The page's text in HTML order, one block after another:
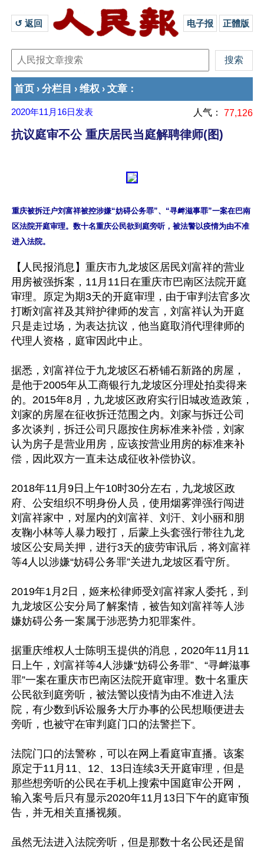
↺ 返回 电子报 正體版
首页 › 分栏目 › 维权 › 文章 ：
2020年11月16日 发表 人气： 77,126
抗议庭审不公 重庆居民当庭解聘律师(图)
重庆被拆迁户刘富祥被控涉嫌“妨碍公务罪”、“寻衅滋事罪”一案在巴南
区法院开庭审理。数十名重庆公民欲到庭旁听，被法警以疫情为由不准
【人民报消息】重庆市九龙坡区居民刘富祥的营业
用房被强拆案，11月11日在重庆市巴南区法院开庭
审理。原定为期3天的开庭审理，由于审判法官多次
打断刘富祥及其辩护律师的发言，刘富祥认为开庭
只是走过场，为表达抗议，他当庭取消代理律师的
代理人资格，庭审因此中止。
据悉，刘富祥位于九龙坡区石桥铺石新路的房屋，
是他于2005年从工商银行九龙坡区分理处拍卖得来
的。2015年8月，九龙坡区政府实行旧城改造政策，
刘家的房屋在征收拆迁范围之内。刘家与拆迁公司
多次谈判，拆迁公司只愿按住房标准来补偿，刘家
认为房子是营业用房，应该按营业用房的标准来补
偿，因此双方一直未达成征收补偿协议。
2018年11月9日上午10时30分左右，九龙坡区政
府、公安组织不明身份人员，使用烟雾弹强行闯进
刘富祥家中，对屋内的刘富祥、刘汗、刘小丽和朋
友鞠小林等人暴力殴打，后蒙上头套强行带往九龙
坡区公安局关押，进行3天的疲劳审讯后，将刘富祥
等4人以涉嫌“妨碍公务罪”关进九龙坡区看守所。
2019年1月2日，姬来松律师受刘富祥家人委托，到
九龙坡区公安分局了解案情，被告知刘富祥等人涉
嫌妨碍公务一案属于涉恶势力犯罪案件。
据重庆维权人士陈明玉提供的消息，2020年11月11
日上午，刘富祥等4人涉嫌“妨碍公务罪”、“寻衅滋事
罪”一案在重庆市巴南区法院开庭审理。数十名重庆
公民欲到庭旁听，被法警以疫情为由不准进入法
院，有少数到诉讼服务大厅办事的公民想顺便进去
旁听，也被守在审判庭门口的法警拦下。
法院门口的法警称，可以在网上看庭审直播。该案
原定于11月11、12、13日连续3天开庭审理，但是
那些想旁听的公民在手机上搜索中国庭审公开网，
输入案号后只有显示2020年11月13日下午的庭审预
告，并无相关直播视频。
虽然无法进入法院旁听，但是那数十名公民还是留